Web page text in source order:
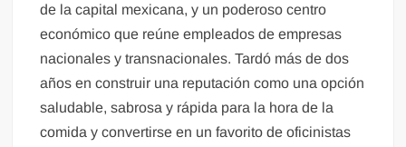
de la capital mexicana, y un poderoso centro
económico que reúne empleados de empresas
nacionales y transnacionales. Tardó más de dos
años en construir una reputación como una opción
saludable, sabrosa y rápida para la hora de la
comida y convertirse en un favorito de oficinistas